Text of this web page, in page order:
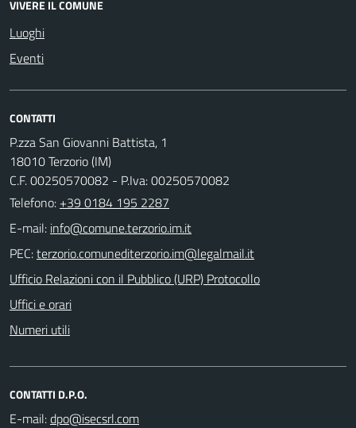
VIVERE IL COMUNE
Luoghi
Eventi
CONTATTI
P.zza San Giovanni Battista, 1
18010 Terzorio (IM)
C.F. 00250570082 - P.Iva: 00250570082
Telefono: +39 0184 195 2287
E-mail:
PEC:
Ufficio Relazioni con il Pubblico (URP) Protocollo
Uffici e orari
Numeri utili
CONTATTI D.P.O.
E-mail: